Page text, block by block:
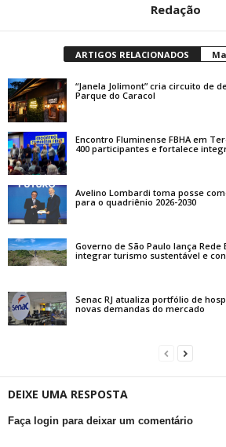
Redação
ARTIGOS RELACIONADOS
“Janela Jolimont” cria circuito de
Parque do Caracol
Encontro Fluminense FBHA em
400 participantes e fortalece
Avelino Lombardi toma posse
para o quadriênio 2026-2030
Governo de São Paulo lança
integrar turismo sustentável e
Senac RJ atualiza portfólio de
novas demandas do mercado
DEIXE UMA RESPOSTA
Faça login para deixar um comentário